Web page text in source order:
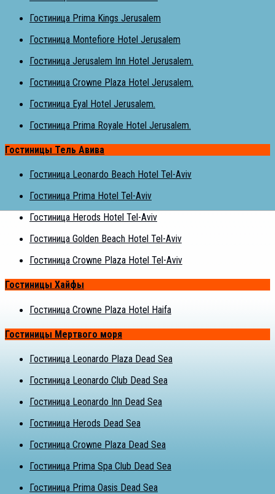
Гостиница Prima Kings Jerusalem
Гостиница Montefiore Hotel Jerusalem
Гостиница Jerusalem Inn Hotel Jerusalem.
Гостиница Crowne Plaza Hotel Jerusalem.
Гостиница Eyal Hotel Jerusalem.
Гостиница Prima Royale Hotel Jerusalem.
Гостиницы Тель Авива
Гостиница Leonardo Beach Hotel Tel-Aviv
Гостиница Prima Hotel Tel-Aviv
Гостиница Herods Hotel Tel-Aviv
Гостиница Golden Beach Hotel Tel-Aviv
Гостиница Crowne Plaza Hotel Tel-Aviv
Гостиницы Хайфы
Гостиница Crowne Plaza Hotel Haifa
Гостиницы Мертвого моря
Гостиница Leonardo Plaza Dead Sea
Гостиница Leonardo Club Dead Sea
Гостиница Leonardo Inn Dead Sea
Гостиница Herods Dead Sea
Гостиница Crowne Plaza Dead Sea
Гостиница Prima Spa Club Dead Sea
Гостиница Prima Oasis Dead Sea